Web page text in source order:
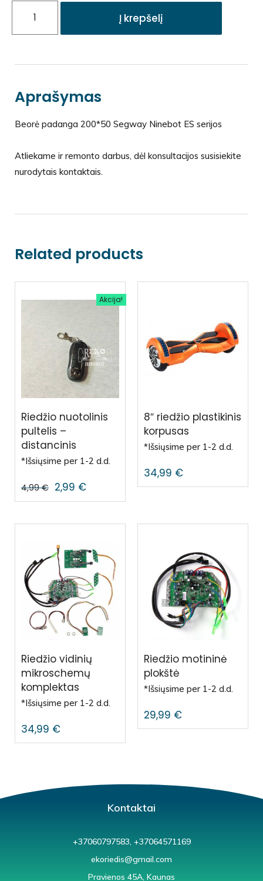
Į krepšelį
Aprašymas
Beorė padanga 200*50 Segway Ninebot ES serijos
Atliekame ir remonto darbus, dėl konsultacijos susisiekite
nurodytais kontaktais.
Related products
Akcija!
Riedžio nuotolinis
pultelis –
distancinis
*Išsiųsime per 1-2 d.d.
4,99€ 2,99 €
8″ riedžio plastikinis
korpusas
*Išsiųsime per 1-2 d.d.
34,99 €
Riedžio vidinių
mikroschemų
komplektas
*Išsiųsime per 1-2 d.d.
34,99 €
Riedžio motininė
plokštė
*Išsiųsime per 1-2 d.d.
29,99 €
Kontaktai
+37060797583, +37064571169
ekoriedis@gmail.com
Pravienos 45A, Kaunas